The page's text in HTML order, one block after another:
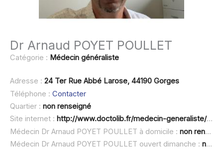
Dr Arnaud POYET POULLET
Catégorie : Médecin généraliste
Adresse : 24 Ter Rue Abbé Larose, 44190 Gorges
Téléphone : Contacter
Quartier : non renseigné
Site internet : http://www.doctolib.fr/medecin-generaliste/gorges/arnaud-poyet-poullet
Médecin Dr Arnaud POYET POULLET à domicile : non renseigné
Médecin Dr Arnaud POYET POULLET ouvert dimanche : non renseigné